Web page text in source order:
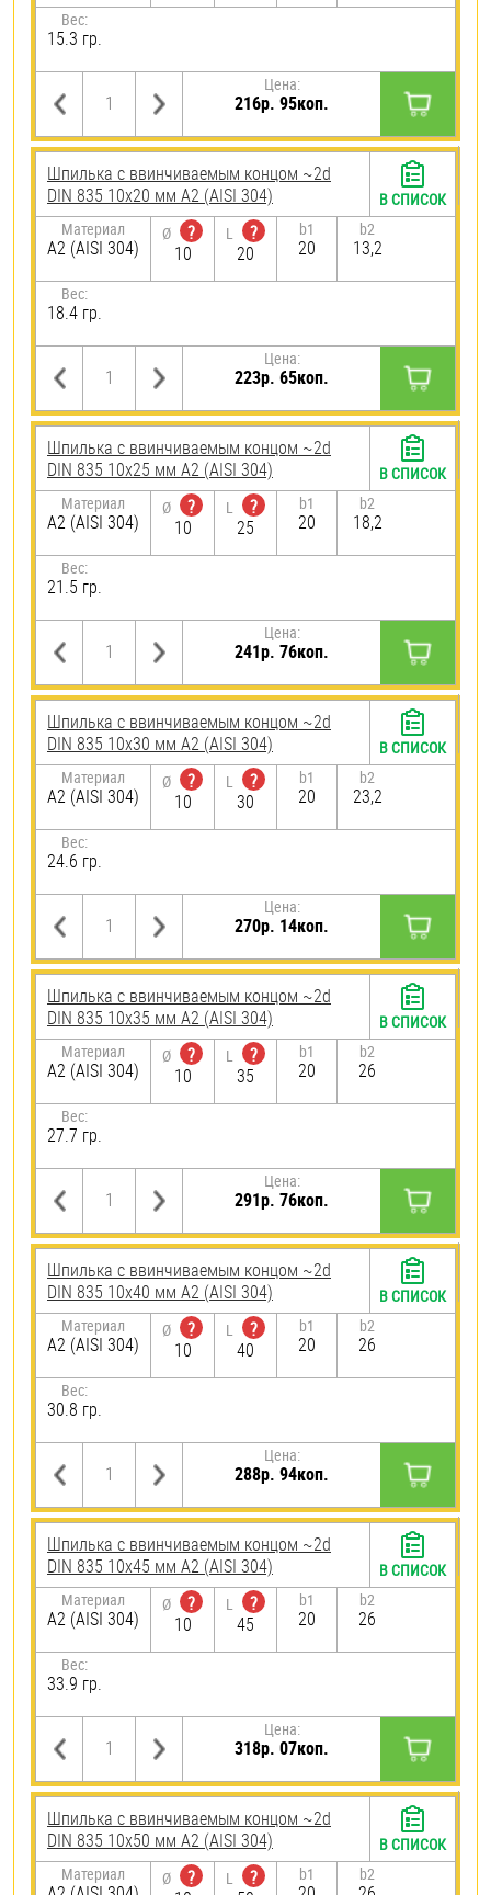
Вес:
15.3 гр.
Цена:
216р. 95коп.
Шпилька c ввинчиваемым концом ~2d
DIN 835 10х20 мм А2 (AISI 304)
Материал
А2 (AISI 304)
Ø
?
10
L
?
20
b1
20
b2
13,2
Вес:
18.4 гр.
Цена:
223р. 65коп.
В СПИСОК
Шпилька c ввинчиваемым концом ~2d
DIN 835 10х25 мм А2 (AISI 304)
Материал
А2 (AISI 304)
Ø
?
10
L
?
25
b1
20
b2
18,2
Вес:
21.5 гр.
Цена:
241р. 76коп.
В СПИСОК
Шпилька c ввинчиваемым концом ~2d
DIN 835 10х30 мм А2 (AISI 304)
Материал
А2 (AISI 304)
Ø
?
10
L
?
30
b1
20
b2
23,2
Вес:
24.6 гр.
Цена:
270р. 14коп.
В СПИСОК
Шпилька c ввинчиваемым концом ~2d
DIN 835 10х35 мм А2 (AISI 304)
Материал
А2 (AISI 304)
Ø
?
10
L
?
35
b1
20
b2
26
Вес:
27.7 гр.
Цена:
291р. 76коп.
В СПИСОК
Шпилька c ввинчиваемым концом ~2d
DIN 835 10х40 мм А2 (AISI 304)
Материал
А2 (AISI 304)
Ø
?
10
L
?
40
b1
20
b2
26
Вес:
30.8 гр.
Цена:
288р. 94коп.
В СПИСОК
Шпилька c ввинчиваемым концом ~2d
DIN 835 10х45 мм А2 (AISI 304)
Материал
А2 (AISI 304)
Ø
?
10
L
?
45
b1
20
b2
26
Вес:
33.9 гр.
Цена:
318р. 07коп.
В СПИСОК
Шпилька c ввинчиваемым концом ~2d
DIN 835 10х50 мм А2 (AISI 304)
Материал Ø
?
L
?
b1 b2
В СПИСОК